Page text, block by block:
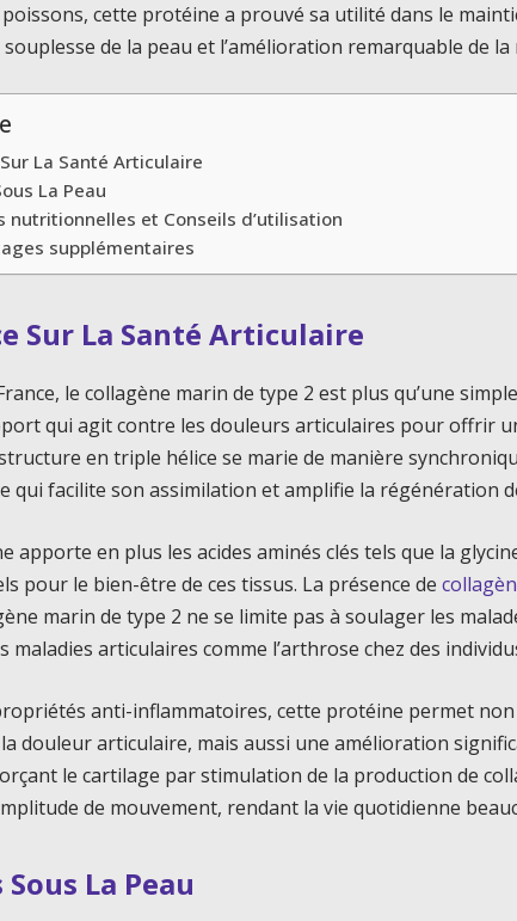
cette protéine a prouvé sa utilité dans le
de la peau et l’amélioration remarquable de la
La Santé Articulaire
La Peau
nutritionnelles et Conseils d’utilisation
supplémentaires
Sur La Santé Articulaire
le collagène marin de type 2 est plus qu’une
qui agit contre les douleurs articulaires pour offrir
en triple hélice se marie de manière
qui facilite son assimilation et amplifie la régénération
apporte en plus les acides aminés clés tels que la
pour le bien-être de ces tissus. La présence de
marin de type 2 ne se limite pas à soulager les
maladies articulaires comme l’arthrose chez des
anti-inflammatoires, cette protéine permet
douleur articulaire, mais aussi une amélioration
le cartilage par stimulation de la production de
de mouvement, rendant la vie quotidienne
La Peau